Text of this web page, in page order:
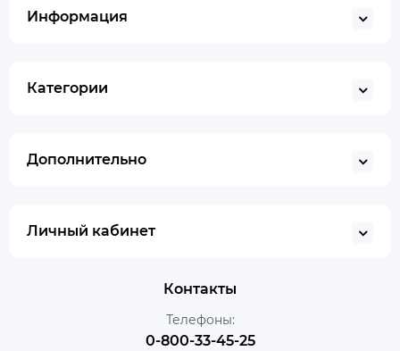
Информация
Категории
Дополнительно
Личный кабинет
Контакты
Телефоны:
0-800-33-45-25